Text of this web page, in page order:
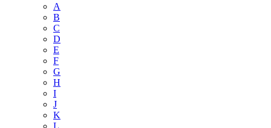
A
B
C
D
E
F
G
H
I
J
K
L